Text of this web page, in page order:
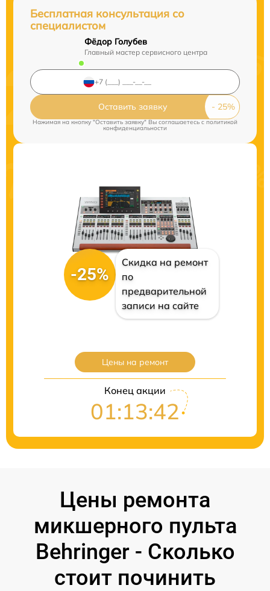
Бесплатная консультация со
специалистом
Фёдор Голубев
Главный мастер сервисного центра
Оставить заявку
Нажимая на кнопку "Оставить заявку" Вы соглашаетесь cполитикой
конфиденциальности
-25%
Скидка на ремонт
по
предварительной
записи на сайте
Цены на ремонт
Конец акции
01:13:41
Цены ремонта
микшерного пульта
Behringer - Сколько
стоит починить